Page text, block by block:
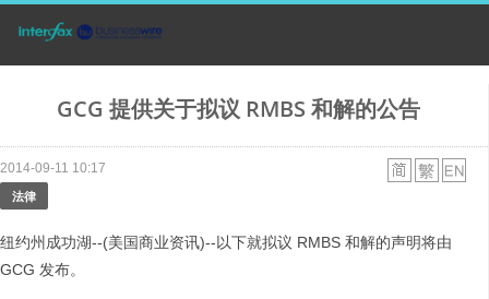
GCG 提供关于拟议 RMBS 和解的公告
2014-09-11 10:17
法律
纽约州成功湖--(美国商业资讯)--以下就拟议 RMBS 和解的声明将由
GCG 发布。